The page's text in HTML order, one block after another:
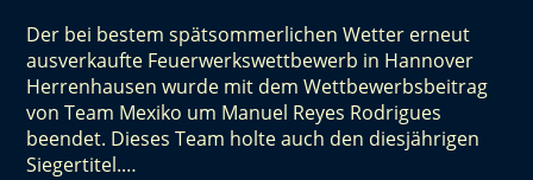
Der bei bestem spätsommerlichen Wetter erneut
ausverkaufte Feuerwerkswettbewerb in Hannover
Herrenhausen wurde mit dem Wettbewerbsbeitrag
von Team Mexiko um Manuel Reyes Rodrigues
beendet. Dieses Team holte auch den diesjährigen
Siegertitel.…